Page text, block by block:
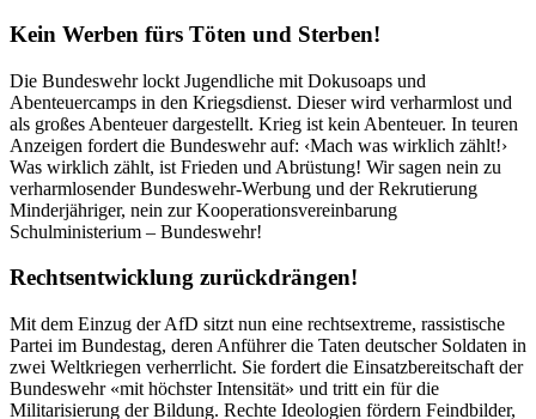
Kein Werben fürs Töten und Sterben!
Die Bundeswehr lockt Jugendliche mit Dokusoaps und
Abenteuercamps in den Kriegsdienst. Dieser wird verharmlost und
als großes Abenteuer dargestellt. Krieg ist kein Abenteuer. In teuren
Anzeigen fordert die Bundeswehr auf: ‹Mach was wirklich zählt!›
Was wirklich zählt, ist Frieden und Abrüstung! Wir sagen nein zu
verharmlosender Bundeswehr-Werbung und der Rekrutierung
Minderjähriger, nein zur Kooperationsvereinbarung
Schulministerium – Bundeswehr!
Rechtsentwicklung zurückdrängen!
Mit dem Einzug der AfD sitzt nun eine rechtsextreme, rassistische
Partei im Bundestag, deren Anführer die Taten deutscher Soldaten in
zwei Weltkriegen verherrlicht. Sie fordert die Einsatzbereitschaft der
Bundeswehr «mit höchster Intensität» und tritt ein für die
Militarisierung der Bildung. Rechte Ideologien fördern Feindbilder,